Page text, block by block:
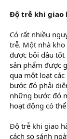
Độ trễ khi giao
Có rất nhiều
trễ. Một nhà
được bôi dầu
sản phẩm được
qua một loạt
bước đó phải
những bước đó
hoạt động có
Độ trễ khi giao
cách so sánh